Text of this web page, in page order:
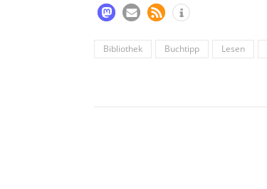
Bibliothek Buchtipp Lesen